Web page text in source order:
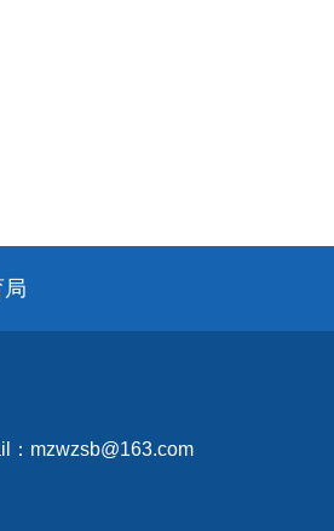
mzwzsb@163.com